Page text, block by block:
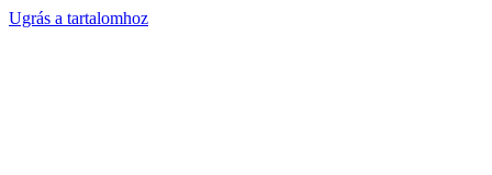
Ugrás a tartalomhoz